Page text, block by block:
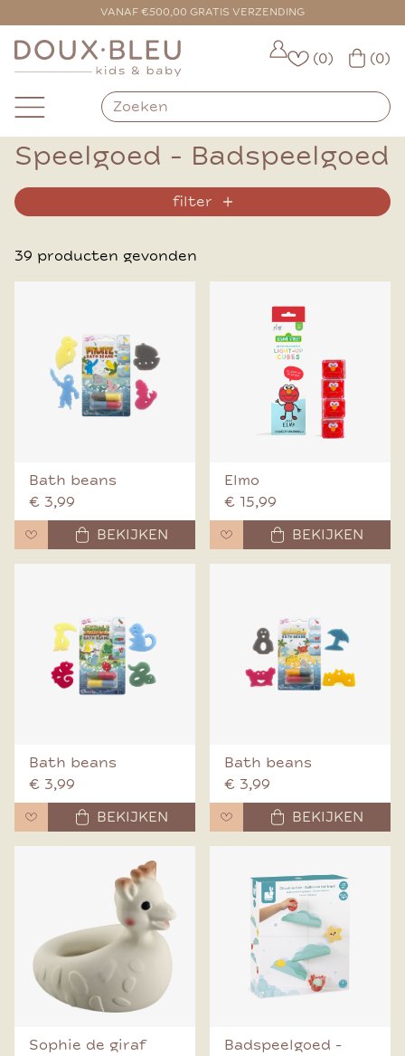
VANAF €500,00 GRATIS VERZENDING
(0) (0)
Speelgoed - Badspeelgoed
filter
39 producten gevonden
Bath beans
€ 3,99
BEKIJKEN
Elmo
€ 15,99
BEKIJKEN
Bath beans
€ 3,99
BEKIJKEN
Bath beans
€ 3,99
BEKIJKEN
Sophie de giraf
Badspeelgoed -